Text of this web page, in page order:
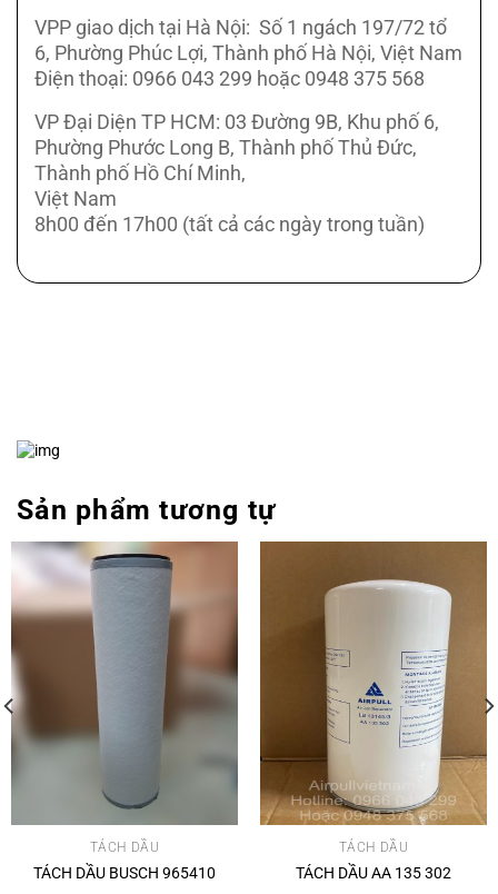
VPP giao dịch tại Hà Nội: Số 1 ngách 197/72 tổ
6, Phường Phúc Lợi, Thành phố Hà Nội, Việt Nam
Điện thoại: 0966 043 299 hoặc 0948 375 568
VP Đại Diện TP HCM: 03 Đường 9B, Khu phố 6,
Phường Phước Long B, Thành phố Thủ Đức,
Thành phố Hồ Chí Minh,
Việt Nam
8h00 đến 17h00 (tất cả các ngày trong tuần)
Sản phẩm tương tự
TÁCH DẦU
TÁCH DẦU BUSCH 965410
TÁCH DẦU
TÁCH DẦU AA 135 302